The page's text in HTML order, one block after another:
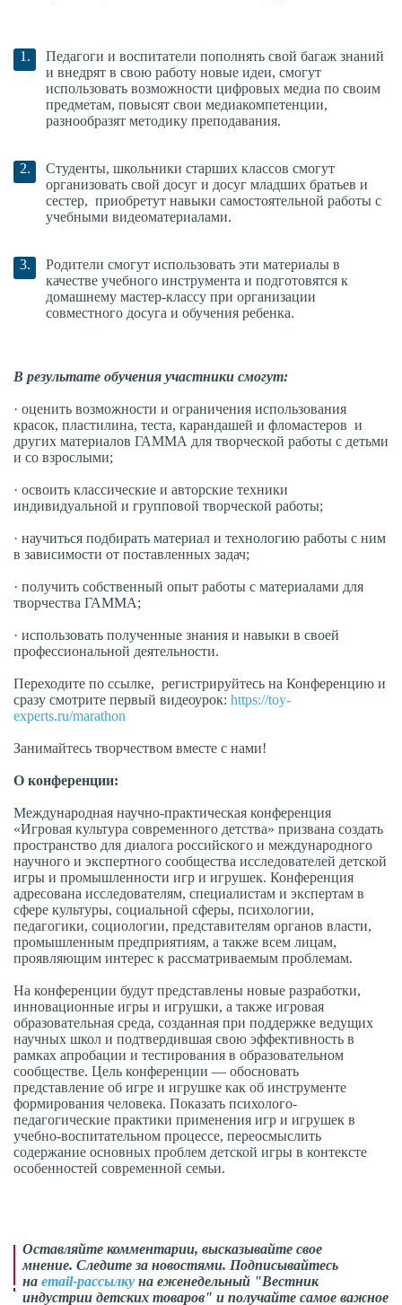
Педагоги и воспитатели пополнять свой багаж знаний
и внедрят в свою работу новые идеи, смогут
использовать возможности цифровых медиа по своим
предметам, повысят свои медиакомпетенции,
разнообразят методику преподавания.
Студенты, школьники старших классов смогут
организовать свой досуг и досуг младших братьев и
сестер, приобретут навыки самостоятельной работы с
учебными видеоматериалами.
Родители смогут использовать эти материалы в
качестве учебного инструмента и подготовятся к
домашнему мастер-классу при организации
совместного досуга и обучения ребенка.
В результате обучения участники смогут:
· оценить возможности и ограничения использования
красок, пластилина, теста, карандашей и фломастеров и
других материалов ГАММА для творческой работы с детьми
и со взрослыми;
· освоить классические и авторские техники
индивидуальной и групповой творческой работы;
· научиться подбирать материал и технологию работы с ним
в зависимости от поставленных задач;
· получить собственный опыт работы с материалами для
творчества ГАММА;
· использовать полученные знания и навыки в своей
профессиональной деятельности.
Переходите по ссылке, регистрируйтесь на Конференцию и
сразу смотрите первый видеоурок: https://toy-
experts.ru/marathon
Занимайтесь творчеством вместе с нами!
О конференции:
Международная научно-практическая конференция
«Игровая культура современного детства» призвана создать
пространство для диалога российского и международного
научного и экспертного сообщества исследователей детской
игры и промышленности игр и игрушек. Конференция
адресована исследователям, специалистам и экспертам в
сфере культуры, социальной сферы, психологии,
педагогики, социологии, представителям органов власти,
промышленным предприятиям, а также всем лицам,
проявляющим интерес к рассматриваемым проблемам.
На конференции будут представлены новые разработки,
инновационные игры и игрушки, а также игровая
образовательная среда, созданная при поддержке ведущих
научных школ и подтвердившая свою эффективность в
рамках апробации и тестирования в образовательном
сообществе. Цель конференции — обосновать
представление об игре и игрушке как об инструменте
формирования человека. Показать психолого-
педагогические практики применения игр и игрушек в
учебно-воспитательном процессе, переосмыслить
содержание основных проблем детской игры в контексте
особенностей современной семьи.
Оставляйте комментарии, высказывайте свое
мнение. Следите за новостями. Подписывайтесь
на email-рассылку на еженедельный "Вестник
индустрии детских товаров" и получайте самое важное